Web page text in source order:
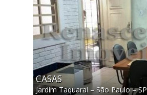
CASAS
Jardim Taquaral –São Paulo–SP